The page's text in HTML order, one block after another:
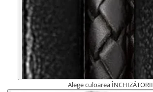
Alege culoarea ÎNCHIZĂTORII